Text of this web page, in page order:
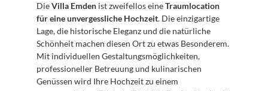
Die Villa Emden ist zweifellos eine Traumlocation
für eine unvergessliche Hochzeit. Die einzigartige
Lage, die historische Eleganz und die natürliche
Schönheit machen diesen Ort zu etwas Besonderem.
Mit individuellen Gestaltungsmöglichkeiten,
professioneller Betreuung und kulinarischen
Genüssen wird Ihre Hochzeit zu einem